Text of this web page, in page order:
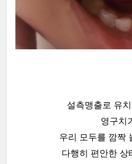
설측맹출로 유
영구치
우리 모두를 깜짝
다행히 편안한 상